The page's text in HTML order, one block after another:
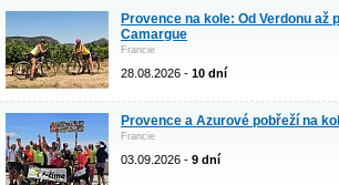
Provence na kole: Od Verdonu až
Camargue
Francie
28.08.2026 - 10 dní
Provence a Azurové pobřeží na
Francie
03.09.2026 - 9 dní